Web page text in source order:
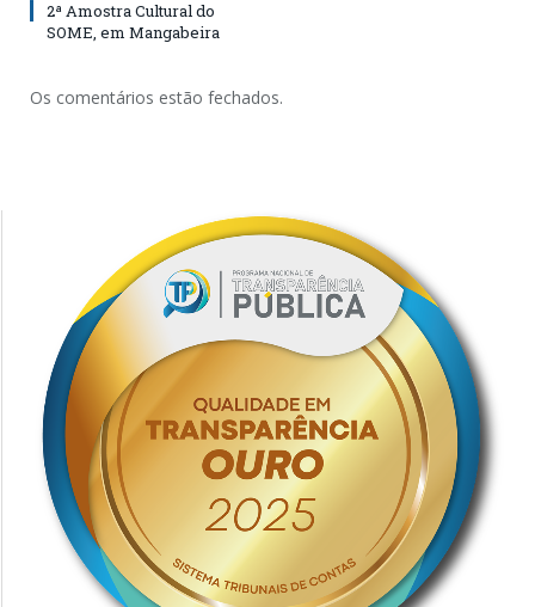
2ª Amostra Cultural do
SOME, em Mangabeira
Os comentários estão fechados.